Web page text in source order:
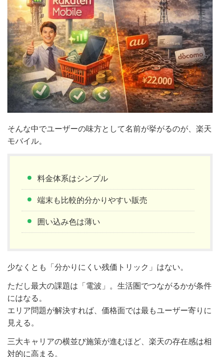
そんな中でユーザーの味方として名前が挙がるのが、楽天
モバイル。
料金体系はシンプル
端末も比較的分かりやすい販売
囲い込み色は薄い
少なくとも「分かりにくい残価トリック」はない。
ただし最大の課題は「電波」。生活圏でつながるかが条件
にはなる。
エリア問題が解決すれば、価格面では最もユーザー寄りに
見える。
三大キャリアの横並び施策が進むほど、楽天の存在感は相
対的に高まる。